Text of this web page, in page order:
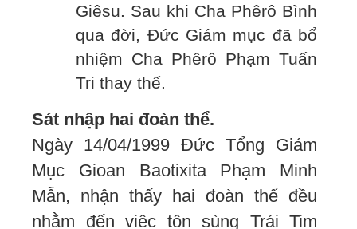
Giêsu. Sau khi Cha Phêrô Bình
qua đời, Đức Giám mục đã bổ
nhiệm Cha Phêrô Phạm Tuấn
Tri thay thế.
Sát nhập hai đoàn thể.
Ngày 14/04/1999 Đức Tổng Giám
Mục Gioan Baotixita Phạm Minh
Mẫn, nhận thấy hai đoàn thể đều
nhằm đến việc tôn sùng Trái Tim